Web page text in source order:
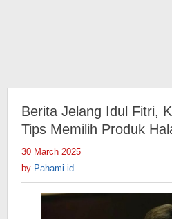
Berita Jelang Idul Fitri,
Tips Memilih Produk
30 March 2025
by Pahami.id